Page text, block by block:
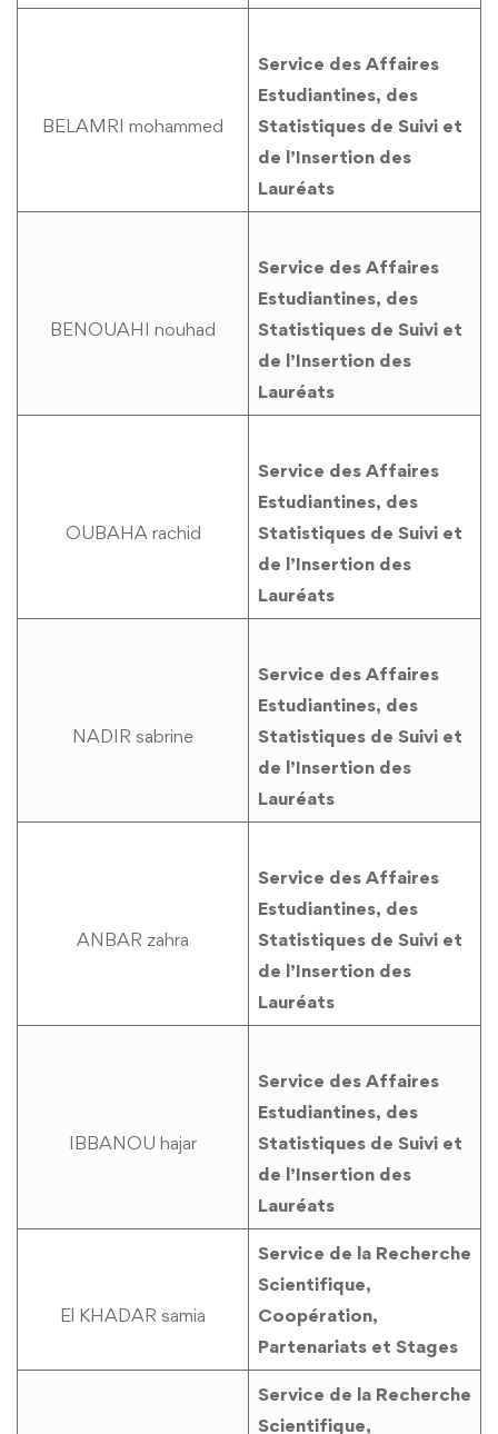
BELAMRI mohammed
Service des Affaires
Estudiantines, des
Statistiques de Suivi et
de l’Insertion des
Lauréats
BENOUAHI nouhad
Service des Affaires
Estudiantines, des
Statistiques de Suivi et
de l’Insertion des
Lauréats
OUBAHA rachid
Service des Affaires
Estudiantines, des
Statistiques de Suivi et
de l’Insertion des
Lauréats
NADIR sabrine
Service des Affaires
Estudiantines, des
Statistiques de Suivi et
de l’Insertion des
Lauréats
ANBAR zahra
Service des Affaires
Estudiantines, des
Statistiques de Suivi et
de l’Insertion des
Lauréats
IBBANOU hajar
Service des Affaires
Estudiantines, des
Statistiques de Suivi et
de l’Insertion des
Lauréats
El KHADAR samia
Service de la Recherche
Scientifique,
Coopération,
Partenariats et Stages
Service de la Recherche
Scientifique,